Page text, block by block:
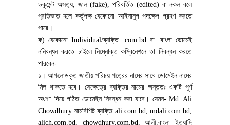
ডকুমেন্ট অসত্য, জাল (fake), পরিবর্তিত (edited) বা নকল বলে
প্রতিভাত হলে কর্তৃপক্ষ যেকোনো আইনানুগ পদক্ষেপ গ্রহণ করতে
পারে।
ক) যেকোনো Individual/ব্যক্তি .com.bd বা .বাংলা ডোমেই
ননিবন্ধন করতে চাইলে নিম্নোক্ত কম্বিনেশনে তা নিবন্ধন করতে
পারবেন-
১। আপলোডকৃত জাতীয় পরিচয় পত্রের নামের সাথে ডোমেইন নামের
মিল থাকতে হবে। সেক্ষেত্রে ব্যক্তির নামের অন্ততঃ একটি পূর্ণ
অংশ* দিয়ে গঠিত ডোমেইন নিবন্ধন করা যাবে। যেমন- Md. Ali
Chowdhury নামবিশিষ্ট ব্যক্তি ali.com.bd, mdali.com.bd,
alich.com.bd, chowdhury.com.bd, আলী.বাংলা ইত্যাদি